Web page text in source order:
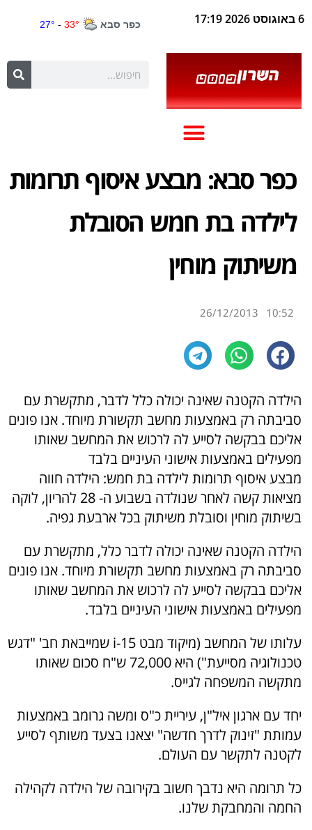
6 באוגוסט 2026 17:19
כפר סבא: מבצע איסוף תרומות
לילדה בת חמש הסובלת
משיתוק מוחין
10:52
26/12/2013
הילדה הקטנה שאינה יכולה כלל לדבר, מתקשרת עם
סביבתה רק באמצעות מחשב תקשורת מיוחד. אנו פונים
אליכם בבקשה לסייע לה לרכוש את המחשב שאותו
מפעילים באמצעות אישוני העיניים בלבד
מבצע איסוף תרומות לילדה בת חמש: הילדה חווה
מציאות קשה לאחר שנולדה בשבוע ה- 28 להריון, לוקה
בשיתוק מוחין וסובלת משיתוק בכל ארבעת גפיה.
הילדה הקטנה שאינה יכולה לדבר כלל, מתקשרת עם
סביבתה רק באמצעות מחשב תקשורת מיוחד. אנו פונים
אליכם בבקשה לסייע לה לרכוש את המחשב שאותו
מפעילים באמצעות אישוני העיניים בלבד.
עלותו של המחשב (מיקוד מבט i-15 שמייבאת חב' "דגש
טכנולוגיה מסייעת") היא 72,000 ש"ח סכום שאותו
מתקשה המשפחה לגייס.
יחד עם ארגון איל"ן, עיריית כ"ס ומשה גרומב באמצעות
עמותת "זינוק לדרך חדשה" יצאנו בצעד משותף לסייע
לקטנה לתקשר עם העולם.
כל תרומה היא נדבך חשוב בקירובה של הילדה לקהילה
החמה והמחבקת שלנו.